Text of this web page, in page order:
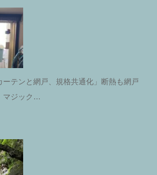
ーテンと網戸、規格共通化」断熱も網戸
マジック…